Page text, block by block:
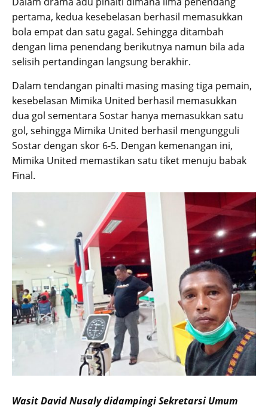
pertama, kedua kesebelasan berhasil memasukkan
bola empat dan satu gagal. Sehingga ditambah
dengan lima penendang berikutnya namun bila ada
selisih pertandingan langsung berakhir.
Dalam tendangan pinalti masing masing tiga pemain,
kesebelasan Mimika United berhasil memasukkan
dua gol sementara Sostar hanya memasukkan satu
gol, sehingga Mimika United berhasil mengungguli
Sostar dengan skor 6-5. Dengan kemenangan ini,
Mimika United memastikan satu tiket menuju babak
Final.
Wasit David Nusaly didampingi Sekretarsi Umum